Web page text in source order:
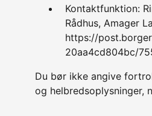
Kontaktfunktion:
Rådhus, Amager
https://
20aa4cd804bc/
Du bør ikke angive
og helbredsoplysninger,